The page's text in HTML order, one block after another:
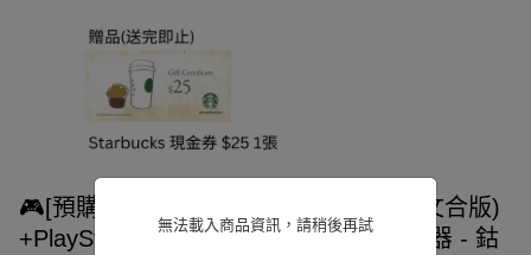
無法載入商品資訊，請稍後再試
🎮[預購]PlayStation®5 漫威狼人 (中英文合版)
+PlayStation®5 DualSense™ 無線控制器 - 鈷